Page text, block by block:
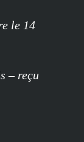
le 14
– reçu